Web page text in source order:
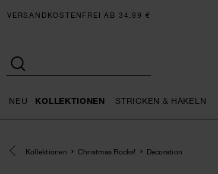
VERSANDKOSTENFREI AB 34,99 €
NEU KOLLEKTIONEN STRICKEN & HÄKELN
Eine Kategorie zurück navigieren
Kollektionen Christmas Rocks! Decoration